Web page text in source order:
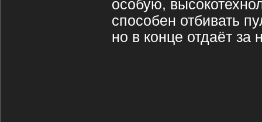
особую,
способен отбивать
но в конце отдаёт за